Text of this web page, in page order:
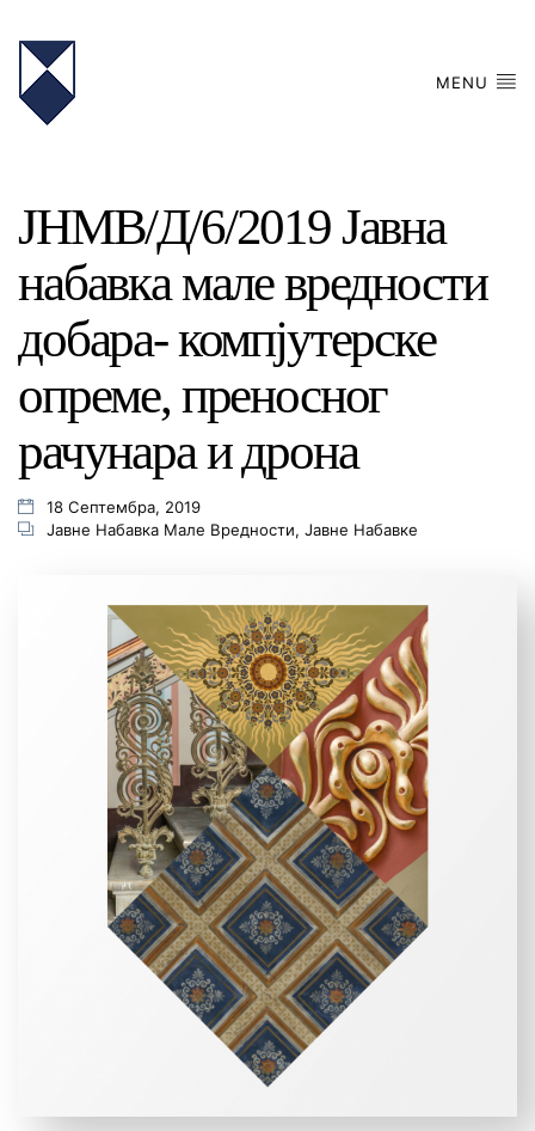
MENU
ЈНМВ/Д/6/2019 Jавнa
набавкa мале вредности
добара- компјутерске
опреме, преносног
рачунара и дрона
18 Септембра, 2019
Јавне Набавка Мале Вредности, Јавне Набавке